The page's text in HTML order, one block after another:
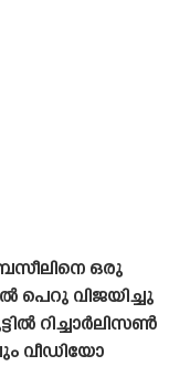
ഒരു
പെറു വിജയിച്ചു
റിച്ചാർലിസൺ
വീഡിയോ